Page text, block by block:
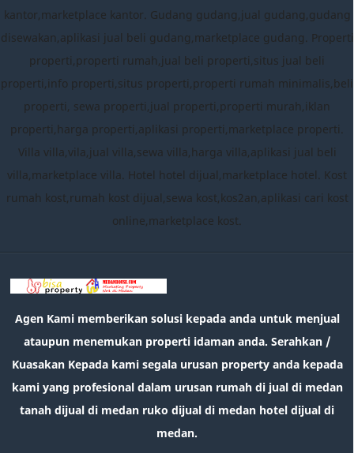
kantor,marketplace kantor. Gudang gudang,jual gudang,gudang
disewakan,aplikasi jual beli gudang,marketplace gudang. Properti
properti,properti rumah,jual beli properti,situs jual beli
properti,info properti,situs properti,properti rumah minimalis,beli
properti, sewa properti,jual properti,properti murah,iklan
properti,harga properti,aplikasi properti,marketplace properti.
Villa villa,vila,jual villa,sewa villa,harga villa,aplikasi jual beli
villa,marketplace villa. Hotel hotel dijual,marketplace hotel. Kost
rumah kost,rumah kost dijual,sewa kost,kos2an,aplikasi cari kost
online,marketplace kost.
Agen Kami memberikan solusi kepada anda untuk menjual
ataupun menemukan properti idaman anda. Serahkan /
Kuasakan Kepada kami segala urusan property anda kepada
kami yang profesional dalam urusan rumah di jual di medan
tanah dijual di medan ruko dijual di medan hotel dijual di
medan.